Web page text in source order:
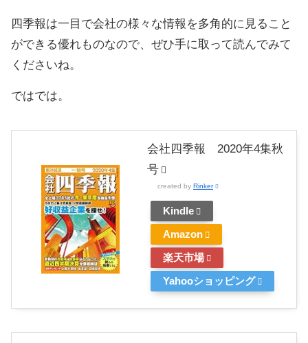
四季報は一目で会社の様々な情報を多角的に見ること
ができる優れものなので、ぜひ手に取って読んでみて
くださいね。
ではでは。
会社四季報 2020年4集秋
号
created by Rinker
Kindle
Amazon
楽天市場
Yahooショッピング